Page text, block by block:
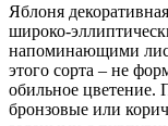
Яблоня
широко-
напоминающими
этого сорта – не
обильное цветение.
бронзовые или